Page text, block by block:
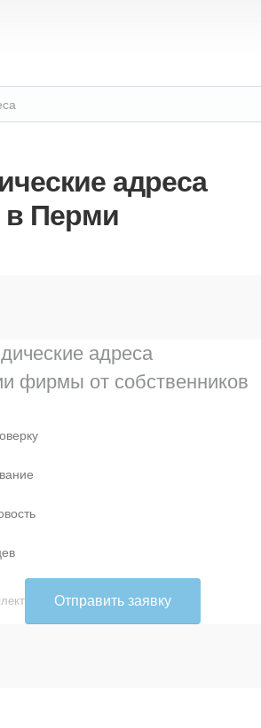
адреса
в Перми
адреса
фирмы от собственников
Отправить заявку